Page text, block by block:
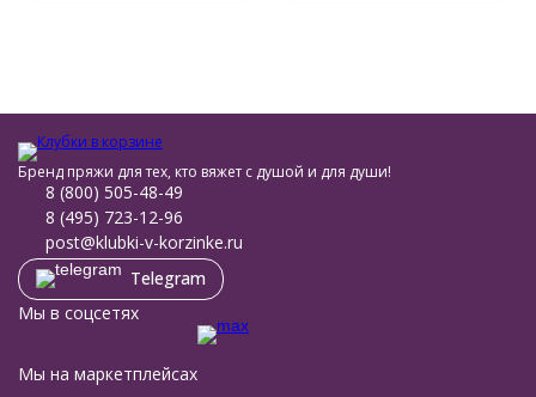
Бренд пряжи для тех, кто вяжет с душой и для души!
8 (800) 505-48-49
8 (495) 723-12-96
post@klubki-v-korzinke.ru
Telegram
Мы в соцсетях
Мы на маркетплейсах